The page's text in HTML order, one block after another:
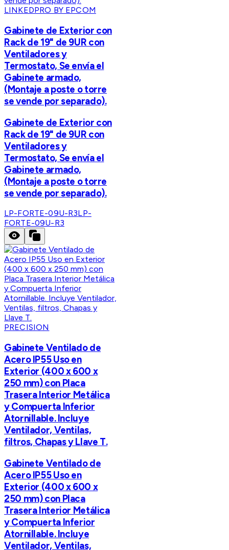
LINKEDPRO BY EPCOM
Gabinete de Exterior con
Rack de 19" de 9UR con
Ventiladores y
Termostato, Se envía el
Gabinete armado,
(Montaje a poste o torre
se vende por separado).
Gabinete de Exterior con
Rack de 19" de 9UR con
Ventiladores y
Termostato, Se envía el
Gabinete armado,
(Montaje a poste o torre
se vende por separado).
LP-FORTE-09U-R3LP-
FORTE-09U-R3
PRECISION
Gabinete Ventilado de
Acero IP55 Uso en
Exterior (400 x 600 x
250 mm) con Placa
Trasera Interior Metálica
y Compuerta Inferior
Atornillable. Incluye
Ventilador, Ventilas,
filtros, Chapas y Llave T.
Gabinete Ventilado de
Acero IP55 Uso en
Exterior (400 x 600 x
250 mm) con Placa
Trasera Interior Metálica
y Compuerta Inferior
Atornillable. Incluye
Ventilador, Ventilas,